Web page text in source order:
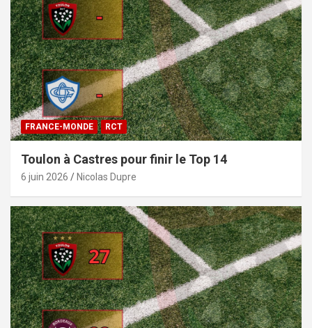
FRANCE-MONDE RCT
Toulon à Castres pour finir le Top 14
6 juin 2026 Nicolas Dupre